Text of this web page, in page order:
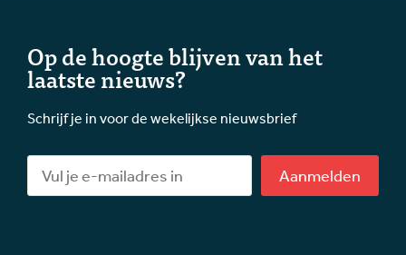
Op de hoogte blijven van het
laatste nieuws?
Schrijf je in voor de wekelijkse nieuwsbrief
Aanmelden